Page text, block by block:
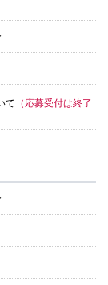
て （応募受付は終了